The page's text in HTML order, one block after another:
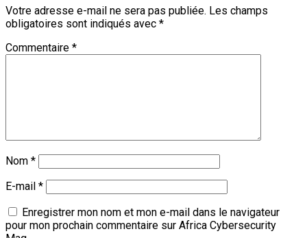
Votre adresse e-mail ne sera pas publiée. Les champs
obligatoires sont indiqués avec *
Commentaire *
Nom *
E-mail *
Enregistrer mon nom et mon e-mail dans le navigateur
pour mon prochain commentaire sur Africa Cybersecurity